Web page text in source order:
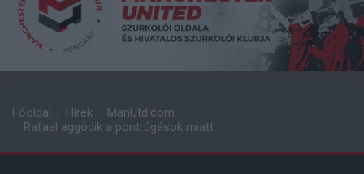
Főoldal Hírek
ManUtd.com
Rafael aggódik a pontrúgások miatt